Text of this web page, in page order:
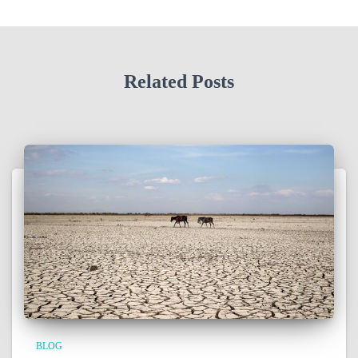
Related Posts
BLOG